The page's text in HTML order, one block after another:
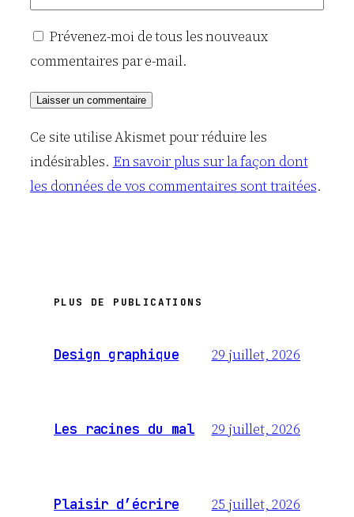
Prévenez-moi de tous les nouveaux
commentaires par e-mail.
Ce site utilise Akismet pour réduire les
indésirables. En savoir plus sur la façon dont
les données de vos commentaires sont traitées.
PLUS DE PUBLICATIONS
Design graphique 29 juillet, 2026
Les racines du mal 29 juillet, 2026
Plaisir d’écrire 25 juillet, 2026